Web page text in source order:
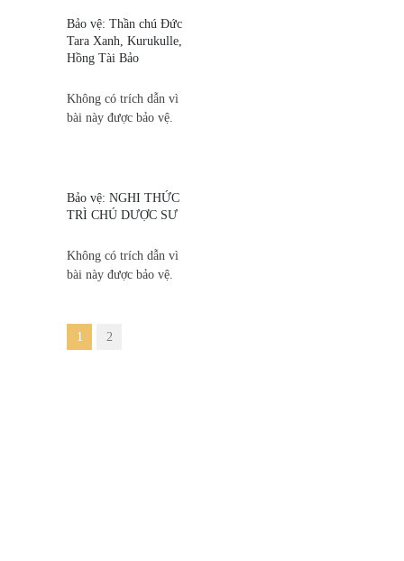
Bảo vệ: Thần chú Đức
Tara Xanh, Kurukulle,
Hồng Tài Bảo
Không có trích dẫn vì
bài này được bảo vệ.
Bảo vệ: NGHI THỨC
TRÌ CHÚ DƯỢC SƯ
Không có trích dẫn vì
bài này được bảo vệ.
1 2